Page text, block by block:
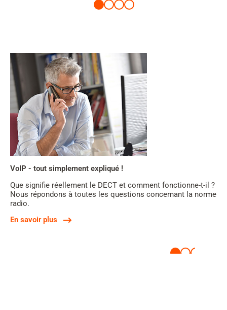
VoIP - tout simplement expliqué !
Que signifie réellement le DECT et comment fonctionne-t-il ?
Nous répondons à toutes les questions concernant la norme
radio.
En savoir plus